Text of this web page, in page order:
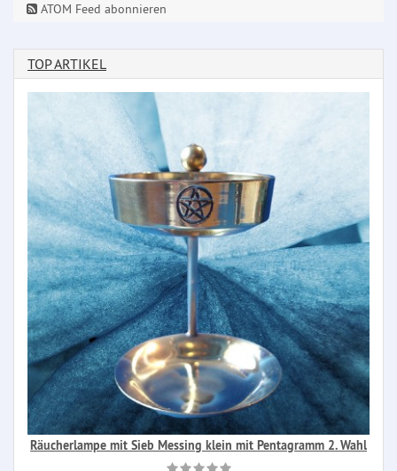
ATOM Feed abonnieren
TOP ARTIKEL
Räucherlampe mit Sieb Messing klein mit Pentagramm 2. Wahl